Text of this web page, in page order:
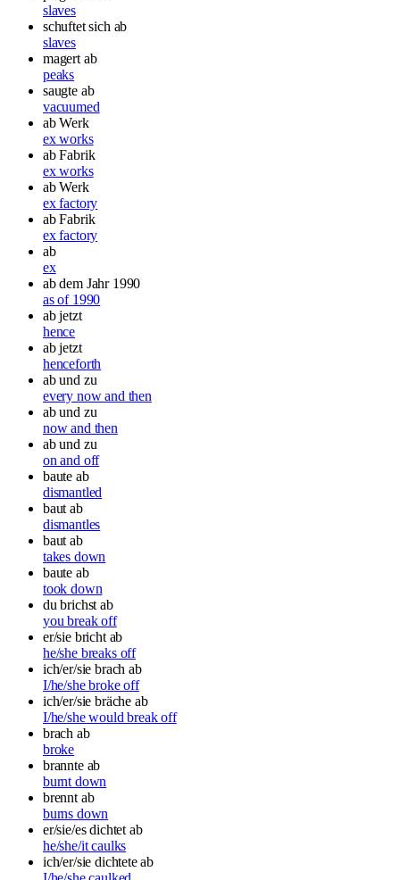
slaves
schuftet sich ab
slaves
magert ab
peaks
saugte ab
vacuumed
ab Werk
ex works
ab Fabrik
ex works
ab Werk
ex factory
ab Fabrik
ex factory
ab
ex
ab dem Jahr 1990
as of 1990
ab jetzt
hence
ab jetzt
henceforth
ab und zu
every now and then
ab und zu
now and then
ab und zu
on and off
baute ab
dismantled
baut ab
dismantles
baut ab
takes down
baute ab
took down
du brichst ab
you break off
er/sie bricht ab
he/she breaks off
ich/er/sie brach ab
I/he/she broke off
ich/er/sie bräche ab
I/he/she would break off
brach ab
broke
brannte ab
burnt down
brennt ab
burns down
er/sie/es dichtet ab
he/she/it caulks
ich/er/sie dichtete ab